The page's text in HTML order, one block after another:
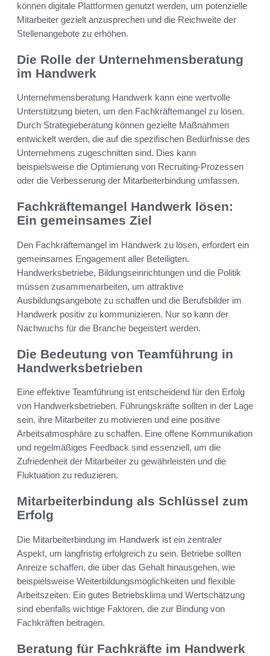
können digitale Plattformen genutzt werden, um potenzielle
Mitarbeiter gezielt anzusprechen und die Reichweite der
Stellenangebote zu erhöhen.
Die Rolle der Unternehmensberatung
im Handwerk
Unternehmensberatung Handwerk kann eine wertvolle
Unterstützung bieten, um den Fachkräftemangel zu lösen.
Durch Strategieberatung können gezielte Maßnahmen
entwickelt werden, die auf die spezifischen Bedürfnisse des
Unternehmens zugeschnitten sind. Dies kann
beispielsweise die Optimierung von Recruiting-Prozessen
oder die Verbesserung der Mitarbeiterbindung umfassen.
Fachkräftemangel Handwerk lösen:
Ein gemeinsames Ziel
Den Fachkräftemangel im Handwerk zu lösen, erfordert ein
gemeinsames Engagement aller Beteiligten.
Handwerksbetriebe, Bildungseinrichtungen und die Politik
müssen zusammenarbeiten, um attraktive
Ausbildungsangebote zu schaffen und die Berufsbilder im
Handwerk positiv zu kommunizieren. Nur so kann der
Nachwuchs für die Branche begeistert werden.
Die Bedeutung von Teamführung in
Handwerksbetrieben
Eine effektive Teamführung ist entscheidend für den Erfolg
von Handwerksbetrieben. Führungskräfte sollten in der Lage
sein, ihre Mitarbeiter zu motivieren und eine positive
Arbeitsatmosphäre zu schaffen. Eine offene Kommunikation
und regelmäßiges Feedback sind essenziell, um die
Zufriedenheit der Mitarbeiter zu gewährleisten und die
Fluktuation zu reduzieren.
Mitarbeiterbindung als Schlüssel zum
Erfolg
Die Mitarbeiterbindung im Handwerk ist ein zentraler
Aspekt, um langfristig erfolgreich zu sein. Betriebe sollten
Anreize schaffen, die über das Gehalt hinausgehen, wie
beispielsweise Weiterbildungsmöglichkeiten und flexible
Arbeitszeiten. Ein gutes Betriebsklima und Wertschätzung
sind ebenfalls wichtige Faktoren, die zur Bindung von
Fachkräften beitragen.
Beratung für Fachkräfte im Handwerk